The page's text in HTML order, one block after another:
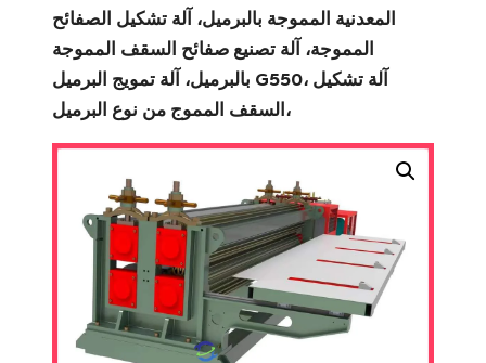
المعدنية المموجة بالبرميل، آلة تشكيل الصفائح
المموجة، آلة تصنيع صفائح السقف المموجة
بالبرميل، آلة تمويج البرميل G550، آلة تشكيل
السقف المموج من نوع البرميل،